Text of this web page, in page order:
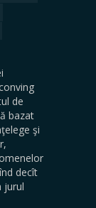
de
bazat
şi
decît
jurul